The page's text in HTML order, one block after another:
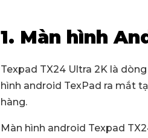
1. Màn hình
Texpad TX24 Ultra 2K là
hình android TexPad ra mắt
hàng.
Màn hình android Texpad